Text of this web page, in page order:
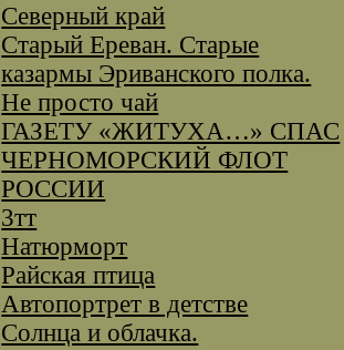
Северный край
Старый Ереван. Старые
казармы Эриванского полка.
Не просто чай
ГАЗЕТУ «ЖИТУХА…» СПАС
ЧЕРНОМОРСКИЙ ФЛОТ
РОССИИ
3тт
Натюрморт
Райская птица
Автопортрет в детстве
Солнца и облачка.